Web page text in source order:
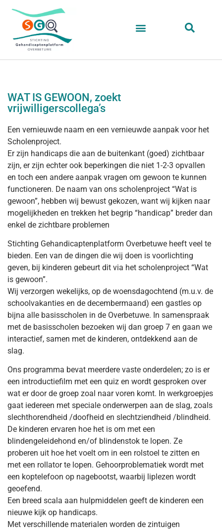
WAT IS GEWOON, zoekt
vrijwilligerscollega’s
Een vernieuwde naam en een vernieuwde aanpak voor het
Scholenproject.
Er zijn handicaps die aan de buitenkant (goed) zichtbaar
zijn, er zijn echter ook beperkingen die niet 1-2-3 opvallen
en toch een andere aanpak vragen om gewoon te kunnen
functioneren. De naam van ons scholenproject “Wat is
gewoon”, hebben wij bewust gekozen, want wij kijken naar
mogelijkheden en trekken het begrip “handicap” breder dan
enkel de zichtbare problemen
Stichting Gehandicaptenplatform Overbetuwe heeft veel te
bieden. Een van de dingen die wij doen is voorlichting
geven, bij kinderen gebeurt dit via het scholenproject “Wat
is gewoon”.
Wij verzorgen wekelijks, op de woensdagochtend (m.u.v. de
schoolvakanties en de decembermaand) een gastles op
bijna alle basisscholen in de Overbetuwe. In samenspraak
met de basisscholen bezoeken wij dan groep 7 en gaan we
interactief, samen met de kinderen, ontdekkend aan de
slag.
Ons programma bevat meerdere vaste onderdelen; zo is er
een introductiefilm met een quiz en wordt gesproken over
wat er door de groep zoal naar voren komt. In werkgroepjes
gaat iedereen met speciale onderwerpen aan de slag, zoals
slechthorendheid /doofheid en slechtziendheid /blindheid.
De kinderen ervaren hoe het is om met een
blindengeleidehond en/of blindenstok te lopen. Ze
proberen uit hoe het voelt om in een rolstoel te zitten en
met een rollator te lopen. Gehoorproblematiek wordt met
een koptelefoon op nagebootst, waarbij liplezen wordt
geoefend.
Een breed scala aan hulpmiddelen geeft de kinderen een
nieuwe kijk op handicaps.
Met verschillende materialen worden de zintuigen